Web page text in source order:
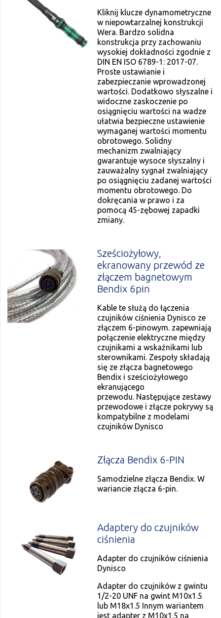
Kliknij klucze dynamometryczne
w niepowtarzalnej konstrukcji
Wera. Bardzo solidna
konstrukcja przy zachowaniu
wysokiej dokładności zgodnie z
DIN EN ISO 6789-1: 2017-07.
Proste ustawianie i
zabezpieczanie wprowadzonej
wartości. Dodatkowo słyszalne i
widoczne zaskoczenie po
osiągnięciu wartości na wadze
ułatwia bezpieczne ustawienie
wymaganej wartości momentu
obrotowego. Solidny
mechanizm zwalniający
gwarantuje wysoce słyszalny i
zauważalny sygnał zwalniający
po osiągnięciu zadanej wartości
momentu obrotowego. Do
dokręcania w prawo i za
pomocą 45-zębowej zapadki
zmiany.
Sześciożyłowy,
ekranowany przewód ze
złączem bagnetowym
Bendix 6pin
Kable te służą do łączenia
czujników ciśnienia Dynisco ze
złączem 6-pinowym. zapewniają
połączenie elektryczne między
czujnikami a wskaźnikami lub
sterownikami. Zespoły składają
się ze złącza bagnetowego
Bendix i sześciożyłowego
ekranującego
przewodu. Następujące zestawy
przewodowe i złącze pokrywy są
kompatybilne z modelami
czujników Dynisco
Złącza Bendix 6-PIN
Samodzielne złącza Bendix. W
wariancie złącza 6-pin.
Adaptery do czujników
ciśnienia
Adapter do czujników ciśnienia
Dynisco
Adapter do czujników z gwintu
1/2-20 UNF na gwint M10x1.5
lub M18x1.5 Innym wariantem
jest adapter z M10x1.5 na